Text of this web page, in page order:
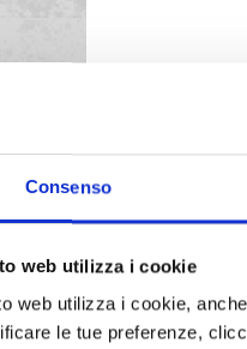
Consenso
web utilizza i cookie
web utilizza i cookie,
le tue preferenze,